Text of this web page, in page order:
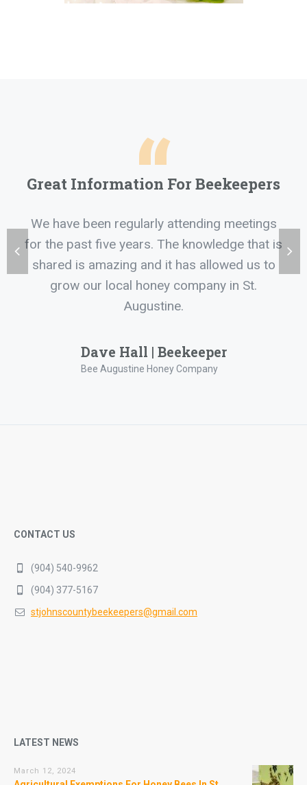
“
Great Information For Beekeepers
We have been regularly attending meetings
for the past five years. The knowledge that is
shared is amazing and it has allowed us to
grow our local honey company in St.
Augustine.
Dave Hall | Beekeeper
Bee Augustine Honey Company
CONTACT US
(904) 540-9962
(904) 377-5167
stjohnscountybeekeepers@gmail.com
LATEST NEWS
March 12, 2024